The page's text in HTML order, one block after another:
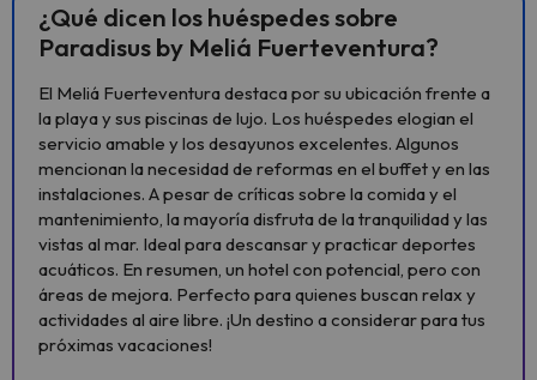
¿Qué dicen los huéspedes sobre
Paradisus by Meliá Fuerteventura?
El Meliá Fuerteventura destaca por su ubicación frente a
la playa y sus piscinas de lujo. Los huéspedes elogian el
servicio amable y los desayunos excelentes. Algunos
mencionan la necesidad de reformas en el buffet y en las
instalaciones. A pesar de críticas sobre la comida y el
mantenimiento, la mayoría disfruta de la tranquilidad y las
vistas al mar. Ideal para descansar y practicar deportes
acuáticos. En resumen, un hotel con potencial, pero con
áreas de mejora. Perfecto para quienes buscan relax y
actividades al aire libre. ¡Un destino a considerar para tus
próximas vacaciones!